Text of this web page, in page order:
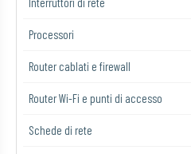
Processori
Router cablati e firewall
Router Wi-Fi e punti di accesso
Schede di rete